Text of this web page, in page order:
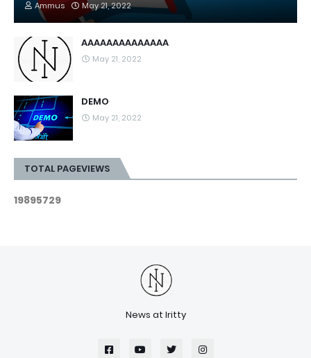
Ammus May 21, 2022
AAAAAAAAAAAAAA
May 21, 2022
DEMO
May 21, 2022
TOTAL PAGEVIEWS
19895729
News at Iritty